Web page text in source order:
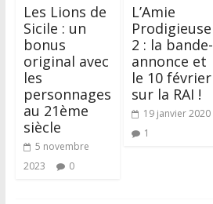
Les Lions de
Sicile : un
bonus
original avec
les
personnages
au 21ème
siècle
5 novembre
2023
0
L’Amie
Prodigieuse
2 : la bande-
annonce et
le 10 février
sur la RAI !
19 janvier 2020
1